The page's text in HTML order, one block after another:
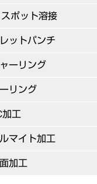
スポット溶接
ットパンチ
ーリング
リング
加工
マイト加工
加工